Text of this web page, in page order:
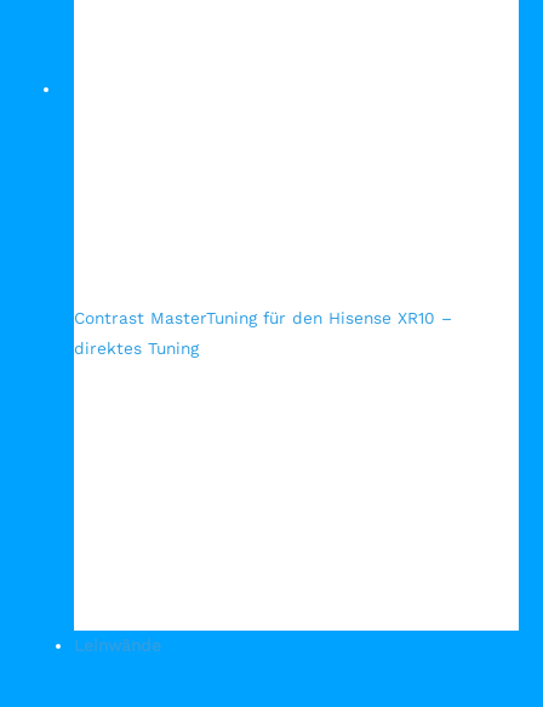
Contrast MasterTuning für den Hisense XR10 –
direktes Tuning
Leinwände